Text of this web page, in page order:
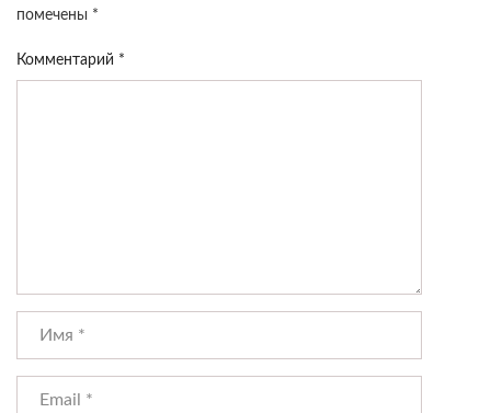
помечены *
Комментарий *